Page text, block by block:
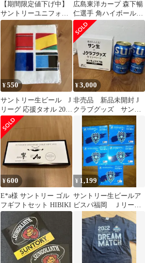
【期間限定値下げ中】
サントリーユニフォー
ム
広島東洋カープ 森下暢
仁選手 角ハイボール
B2ポスター 非売品
¥550
サントリー生ビール J
リーグ 応援タオル 200x
1100mm
¥3,000
非売品 新品未開封 J
クラブグッズ サント
リー生ビール350ml 2
本 FC琉球
¥600
E*a様 サントリー ゴル
フギフトセット HIBIKI
¥ 1,199
サントリー生ビールア
ビスパ福岡 Ｊリーグ
オリジナルステッカ新
品美品